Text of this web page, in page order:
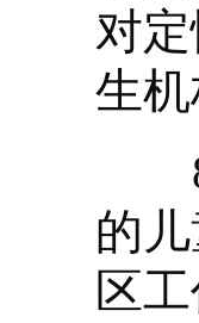
对
生机
8.
的
区